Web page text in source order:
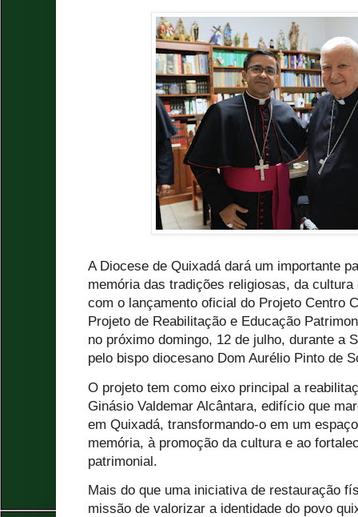
A Diocese de Quixadá dará um importante
memória das tradições religiosas, da
com o lançamento oficial do Projeto Centro
Projeto de Reabilitação e Educação
no próximo domingo, 12 de julho, durante a
pelo bispo diocesano Dom Aurélio Pinto de
O projeto tem como eixo principal a
Ginásio Valdemar Alcântara, edifício que
em Quixadá, transformando-o em um
memória, à promoção da cultura e ao
patrimonial.
Mais do que uma iniciativa de restauração
missão de valorizar a identidade do povo